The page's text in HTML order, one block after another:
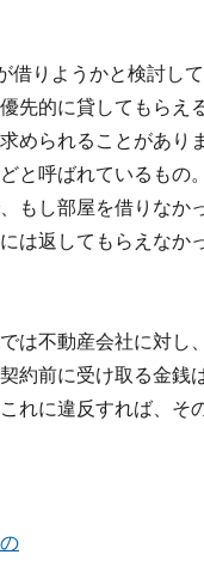
借りようかと検討し
先的に貸してもらえ
められることがあり
と呼ばれているもの
もし部屋を借りなか
は返してもらえなか
は不動産会社に対し
約前に受け取る金
れに違反すれば、